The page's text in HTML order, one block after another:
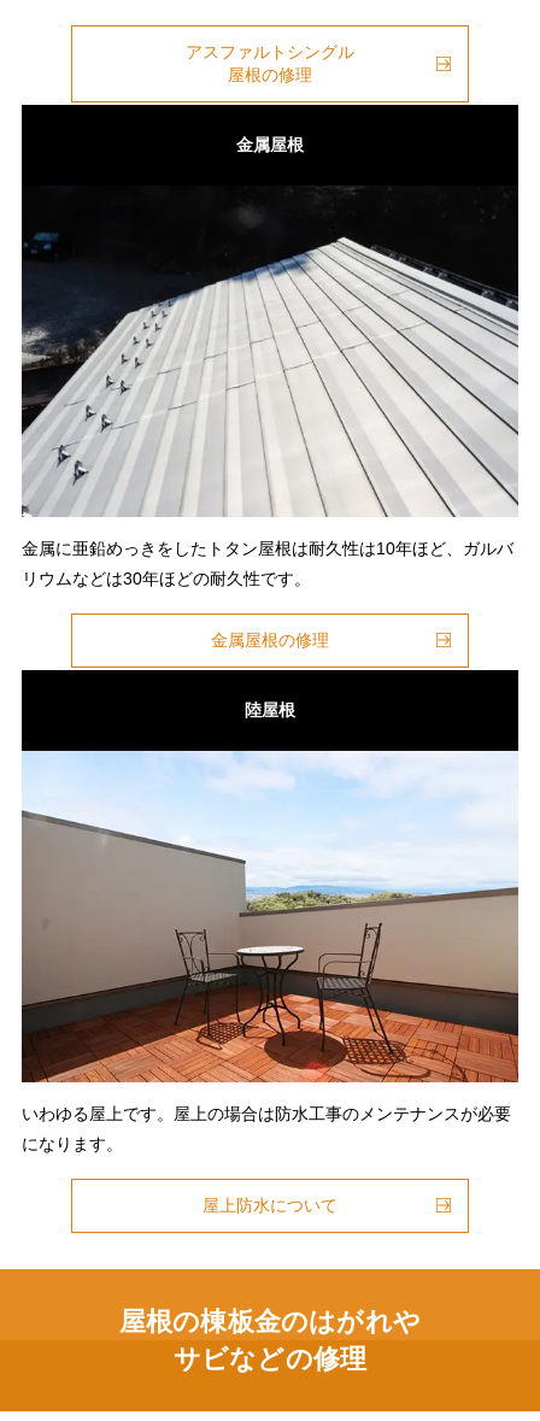
アスファルトシングル
屋根の修理
金属屋根
金属に亜鉛めっきをしたトタン屋根は耐久性は10年ほど、ガルバ
リウムなどは30年ほどの耐久性です。
金属屋根の修理
陸屋根
いわゆる屋上です。屋上の場合は防水工事のメンテナンスが必要
になります。
屋上防水について
屋根の棟板金のはがれや
サビなどの修理